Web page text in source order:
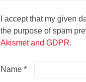
I accept that my given
the purpose of spam
Akismet and GDPR.
Name *